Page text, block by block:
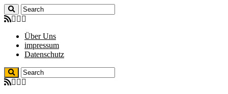
Über Uns
impressum
Datenschutz